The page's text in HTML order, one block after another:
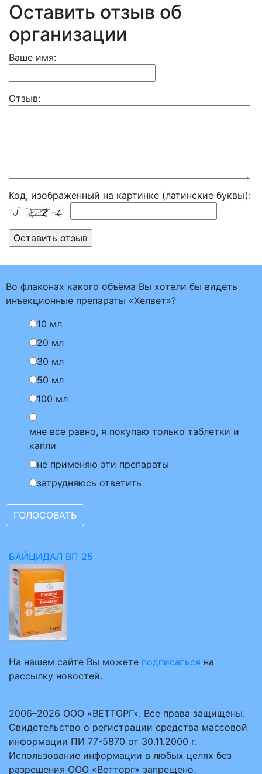
Оставить отзыв об
организации
Ваше имя:
Отзыв:
Код, изображенный на картинке (латинские буквы):
Во флаконах какого объёма Вы хотели бы видеть
инъекционные препараты «Хелвет»?
10 мл
20 мл
30 мл
50 мл
100 мл
мне все равно, я покупаю только таблетки и
капли
не применяю эти препараты
затрудняюсь ответить
БАЙЦИДАЛ ВП 25
На нашем сайте Вы можете подписаться на
рассылку новостей.
2006–2026 ООО «ВЕТТОРГ». Все права защищены.
Свидетельство о регистрации средства массовой
информации ПИ 77-5870 от 30.11.2000 г.
Использование информации в любых целях без
разрешения ООО «Ветторг» запрещено.